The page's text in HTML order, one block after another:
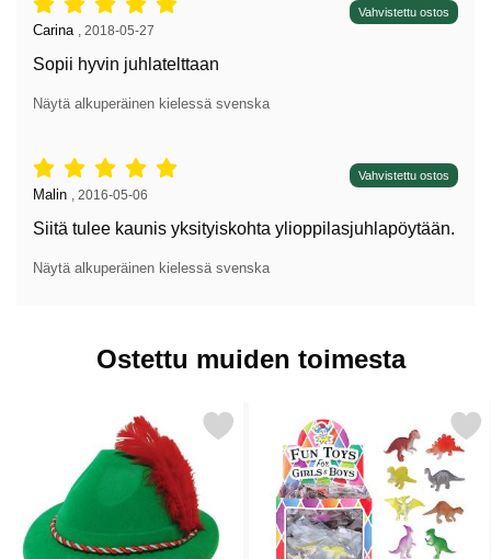
Arvostelu: 5 tähdet / 5, Vahvistettu ostos
Arvostelun kirjoittaja:
Carina 2018-05-27
Sopii hyvin juhlatelttaan
Näytä alkuperäinen kielessä svenska
Arvostelu: 5 tähdet / 5, Vahvistettu ostos
Arvostelun kirjoittaja:
Malin 2016-05-06
Siitä tulee kaunis yksityiskohta ylioppilasjuhlapöytään.
Näytä alkuperäinen kielessä svenska
Ostettu muiden toimesta
Merkitse edullinen Oktoberfest-hattu suosikiksi
Merkitse pieni